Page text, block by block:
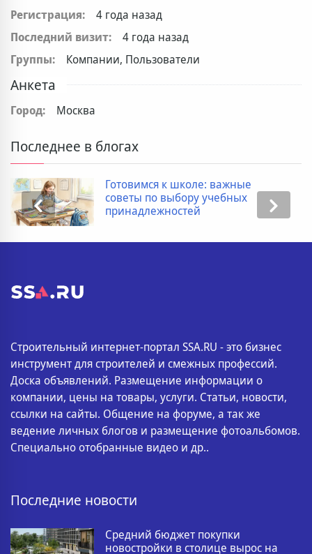
Регистрация:
4 года назад
Последний визит:
4 года назад
Группы:
Компании, Пользователи
Анкета
Город: Москва
Последнее в блогах
Готовимся к школе: важные
советы по выбору учебных
принадлежностей
Строительный интернет-портал SSA.RU - это бизнес
инструмент для строителей и смежных профессий.
Доска объявлений. Размещение информации о
компании, цены на товары, услуги. Статьи, новости,
ссылки на сайты. Общение на форуме, а так же
ведение личных блогов и размещение фотоальбомов.
Специально отобранные видео и др..
Последние новости
Средний бюджет покупки
новостройки в столице вырос на